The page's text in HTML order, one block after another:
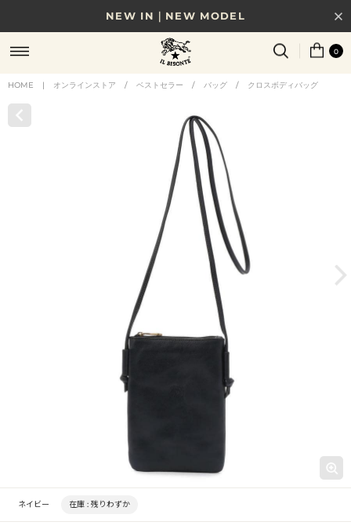
NEW IN｜NEW MODEL
8/17(月)10時まで｜税込11,000円以上で送料無料
贈る相手やシーンから選べる、新しいギフトガイド
0
HOME | オンラインストア / ベストセラー / バッグ / クロスボディバッグ
ネイビー 在庫 : 残りわずか